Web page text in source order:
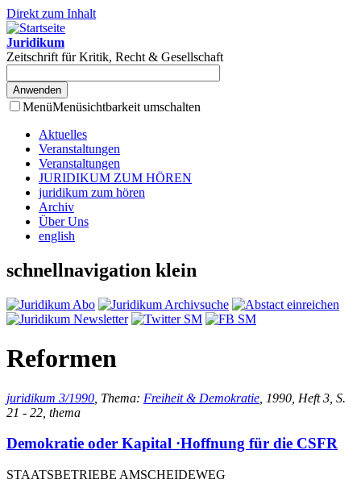
Direkt zum Inhalt
Juridikum
Zeitschrift für Kritik, Recht & Gesellschaft
MenüMenüsichtbarkeit umschalten
Aktuelles
Veranstaltungen
Veranstaltungen
JURIDIKUM ZUM HÖREN
juridikum zum hören
Archiv
Über Uns
english
schnellnavigation klein
Reformen
juridikum 3/1990 , Thema: Freiheit & Demokratie , 1990, Heft 3, S.
21 - 22, thema
Demokratie oder Kapital ·Hoffnung für die CSFR
STAATSBETRIEBE AMSCHEIDEWEG